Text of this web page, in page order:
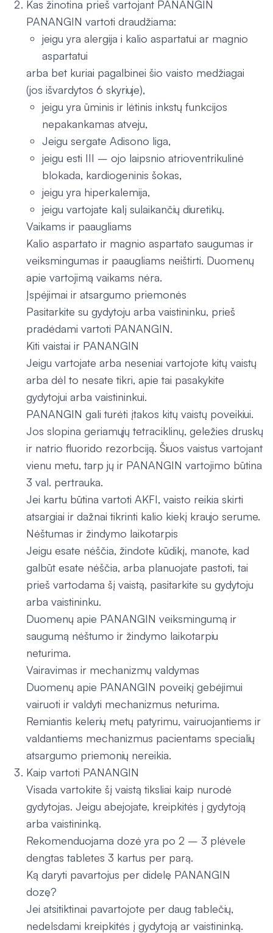
Kas žinotina prieš vartojant PANANGIN
PANANGIN vartoti draudžiama:
jeigu yra alergija i kalio aspartatui ar magnio
aspartatui
arba bet kuriai pagalbinei šio vaisto medžiagai
(jos išvardytos 6 skyriuje),
jeigu yra ūminis ir lėtinis inkstų funkcijos
nepakankamas atveju,
Jeigu sergate Adisono liga,
jeigu esti III – ojo laipsnio atrioventrikulinė
blokada, kardiogeninis šokas,
jeigu yra hiperkalemija,
jeigu vartojate kalį sulaikančių diuretikų.
Vaikams ir paaugliams
Kalio aspartato ir magnio aspartato saugumas ir
veiksmingumas ir paaugliams neištirti. Duomenų
apie vartojimą vaikams nėra.
Įspėjimai ir atsargumo priemonės
Pasitarkite su gydytoju arba vaistininku, prieš
pradėdami vartoti PANANGIN.
Kiti vaistai ir PANANGIN
Jeigu vartojate arba neseniai vartojote kitų vaistų
arba dėl to nesate tikri, apie tai pasakykite
gydytojui arba vaistininkui.
PANANGIN gali turėti įtakos kitų vaistų poveikiui.
Jos slopina geriamųjų tetraciklinų, geležies druskų
ir natrio fluorido rezorbciją. Šiuos vaistus vartojant
vienu metu, tarp jų ir PANANGIN vartojimo būtina
3 val. pertrauka.
Jei kartu būtina vartoti AKFI, vaisto reikia skirti
atsargiai ir dažnai tikrinti kalio kiekį kraujo serume.
Nėštumas ir žindymo laikotarpis
Jeigu esate nėščia, žindote kūdikį, manote, kad
galbūt esate nėščia, arba planuojate pastoti, tai
prieš vartodama šį vaistą, pasitarkite su gydytoju
arba vaistininku.
Duomenų apie PANANGIN veiksmingumą ir
saugumą nėštumo ir žindymo laikotarpiu
neturima.
Vairavimas ir mechanizmų valdymas
Duomenų apie PANANGIN poveikį gebėjimui
vairuoti ir valdyti mechanizmus neturima.
Remiantis kelerių metų patyrimu, vairuojantiems ir
valdantiems mechanizmus pacientams specialių
atsargumo priemonių nereikia.
Kaip vartoti PANANGIN
Visada vartokite šį vaistą tiksliai kaip nurodė
gydytojas. Jeigu abejojate, kreipkitės į gydytoją
arba vaistininką.
Rekomenduojama dozė yra po 2 – 3 plėvele
dengtas tabletes 3 kartus per parą.
Ką daryti pavartojus per didelę PANANGIN
dozę?
Jei atsitiktinai pavartojote per daug tablečių,
nedelsdami kreipkitės į gydytoją ar vaistininką.